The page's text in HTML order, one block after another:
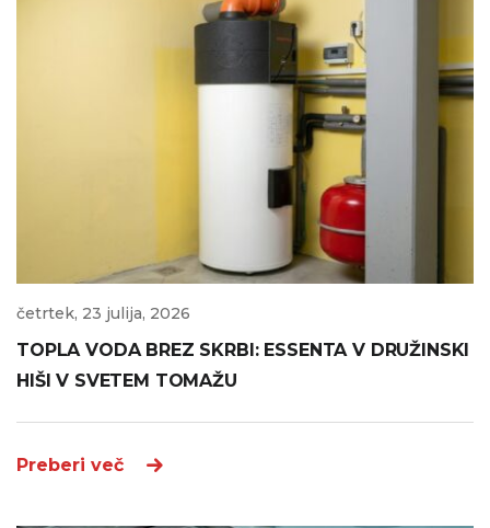
četrtek, 23 julija, 2026
TOPLA VODA BREZ SKRBI: ESSENTA V DRUŽINSKI
HIŠI V SVETEM TOMAŽU
Preberi več